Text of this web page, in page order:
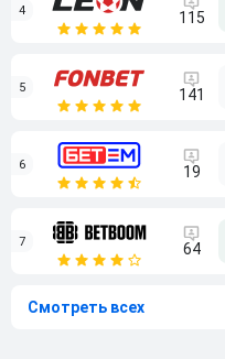
4 115
5 141
6 19
7 64
Смотреть всех